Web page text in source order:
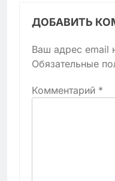
ДОБАВИТЬ
Ваш адрес email
Обязательные
Комментарий *